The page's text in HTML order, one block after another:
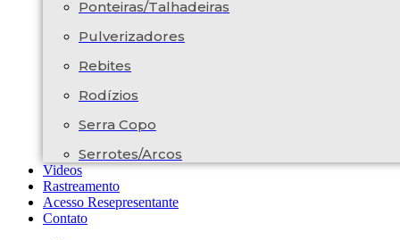
Ponteiras/Talhadeiras
Pulverizadores
Rebites
Rodízios
Serra Copo
Serrotes/Arcos
Videos
Rastreamento
Acesso Resepresentante
Contato